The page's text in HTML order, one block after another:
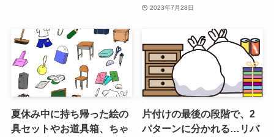
2023年7月28日
夏休み中に持ち帰った絵の
具セットやお道具箱、ちゃ
片付けの最後の段階で、2
パターンに分かれる…リバ